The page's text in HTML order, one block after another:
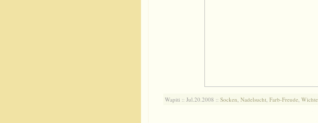
Wapiti :: Jul.20.2008 :: Socken, Nadelsucht, Farb-Freude,